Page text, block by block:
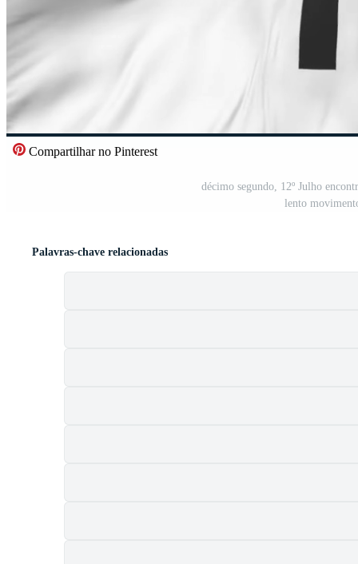
Compartilhar no Pinterest
décimo segundo, 12º Julho
lento
Palavras-chave relacionadas